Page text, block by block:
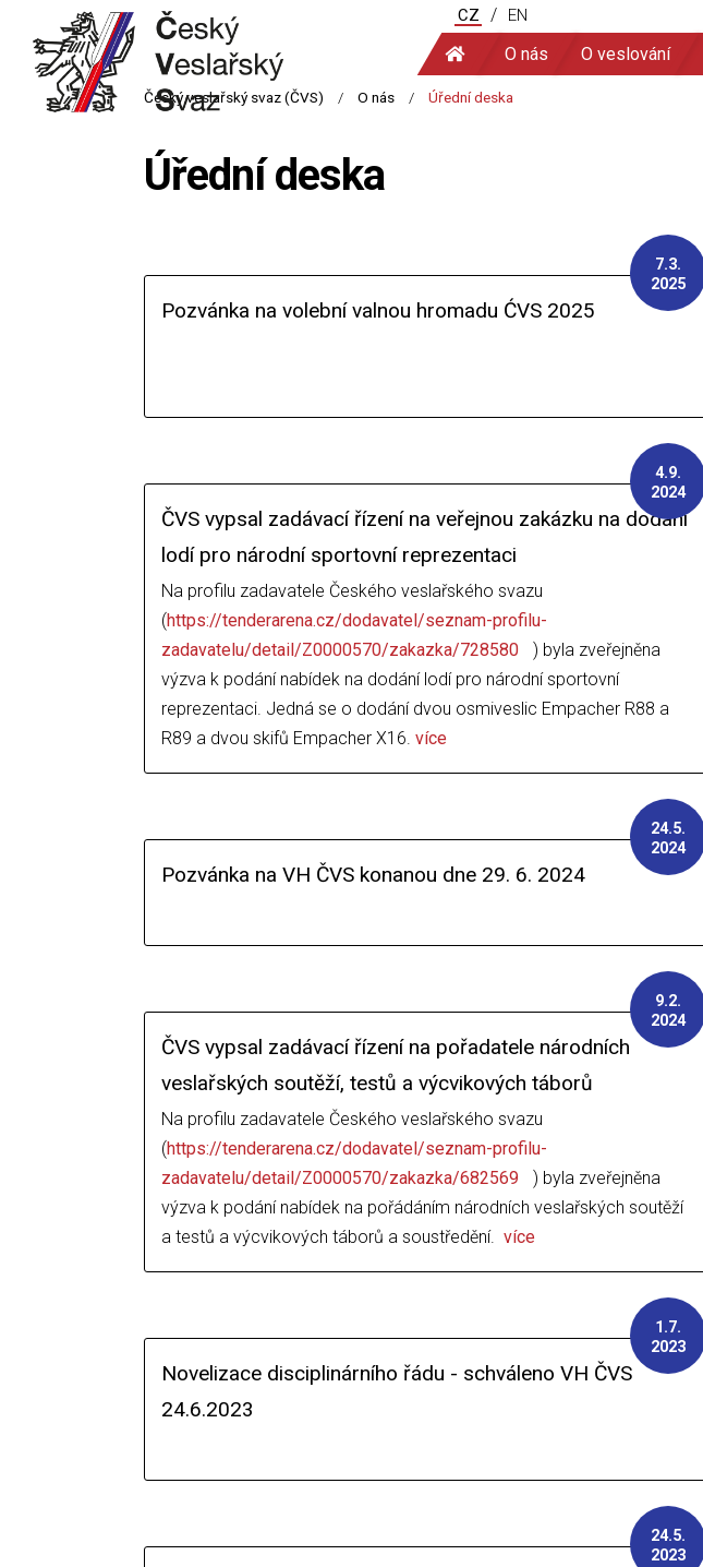
CZ / EN
O nás
O veslování
Úřední deska
7.3.
2025
Pozvánka na volební valnou hromadu ĆVS 2025
4.9.
2024
ČVS vypsal zadávací řízení na veřejnou zakázku na dodání
lodí pro národní sportovní reprezentaci
Na profilu zadavatele Českého veslařského svazu
(https://tenderarena.cz/dodavatel/seznam-profilu-
zadavatelu/detail/Z0000570/zakazka/728580
) byla zveřejněna
výzva k podání nabídek na dodání lodí pro národní sportovní
reprezentaci. Jedná se o dodání dvou osmiveslic Empacher R88 a
R89 a dvou skifů Empacher X16. více
24.5.
2024
Pozvánka na VH ČVS konanou dne 29. 6. 2024
9.2.
2024
ČVS vypsal zadávací řízení na pořadatele národních
veslařských soutěží, testů a výcvikových táborů
Na profilu zadavatele Českého veslařského svazu
(https://tenderarena.cz/dodavatel/seznam-profilu-
zadavatelu/detail/Z0000570/zakazka/682569
) byla zveřejněna
výzva k podání nabídek na pořádáním národních veslařských soutěží
a testů a výcvikových táborů a soustředění. více
1.7.
2023
Novelizace disciplinárního řádu - schváleno VH ČVS
24.6.2023
24.5.
2023